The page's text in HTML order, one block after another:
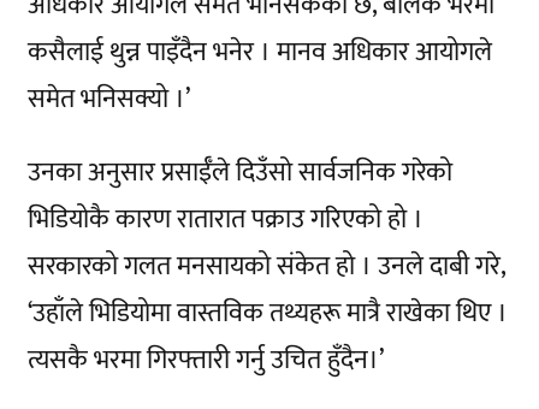
कसैलाई थुन्न पाइँदैन भनेर । मानव अधिकार आयोगले
समेत भनिसक्यो ।’
उनका अनुसार प्रसाईँले दिउँसो सार्वजनिक गरेको
भिडियोकै कारण रातारात पक्राउ गरिएको हो ।
सरकारको गलत मनसायको संकेत हो । उनले दाबी गरे,
‘उहाँले भिडियोमा वास्तविक तथ्यहरू मात्रै राखेका थिए ।
त्यसकै भरमा गिरफ्तारी गर्नु उचित हुँदैन।’